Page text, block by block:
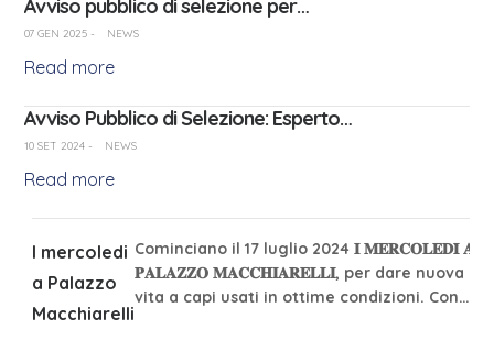
Avviso pubblico di selezione per…
07 GEN 2025 - NEWS
Read more
Avviso Pubblico di Selezione: Esperto…
10 SET 2024 - NEWS
Read more
I mercoledi
a Palazzo
Macchiarelli
Cominciano il 17 luglio 2024 𝐈 𝐌𝐄𝐑𝐂𝐎𝐋𝐄𝐃𝐈̀ 𝐀
𝐏𝐀𝐋𝐀𝐙𝐙𝐎 𝐌𝐀𝐂𝐂𝐇𝐈𝐀𝐑𝐄𝐋𝐋𝐈, per dare nuova
vita a capi usati in ottime condizioni. Con…